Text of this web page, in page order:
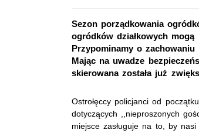
Sezon porządkowania
ogródków działkowych
Przypominamy o
Mając na uwadze
skierowana została już
Ostrołęccy policjanci od
dotyczących ,,nieproszonych
miejsce zasługuje na to, by